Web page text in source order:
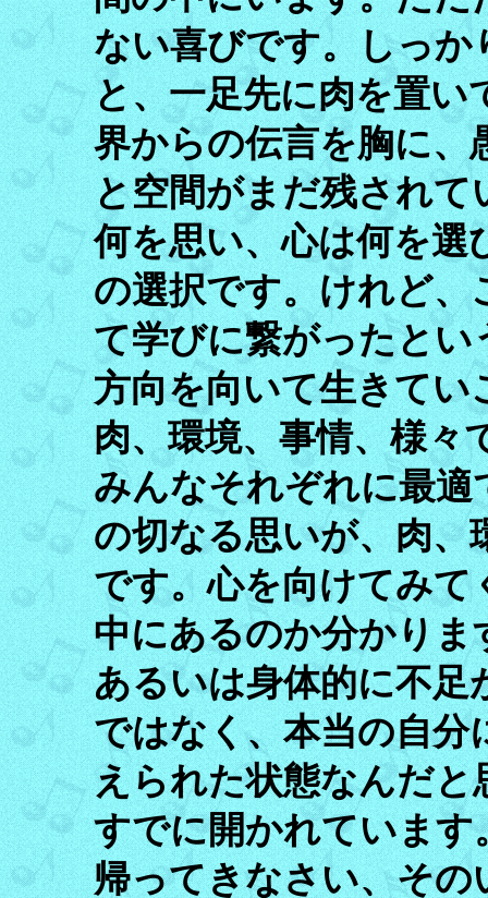
ない喜びです。しっ
と、一足先に肉を置い
界からの伝言を胸に、
と空間がまだ残されて
何を思い、心は何を選
の選択です。けれど、
て学びに繋がったとい
方向を向いて生きて
肉、環境、事情、様々
みんなそれぞれに最適
の切なる思いが、肉、
です。心を向けてみ
中にあるのか分かりま
あるいは身体的に不足
ではなく、本当の自分
えられた状態なんだと
すでに開かれています
帰ってきなさい、そ